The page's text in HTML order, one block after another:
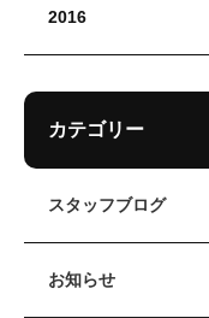
2016
カテゴリー
スタッフブログ
お知らせ